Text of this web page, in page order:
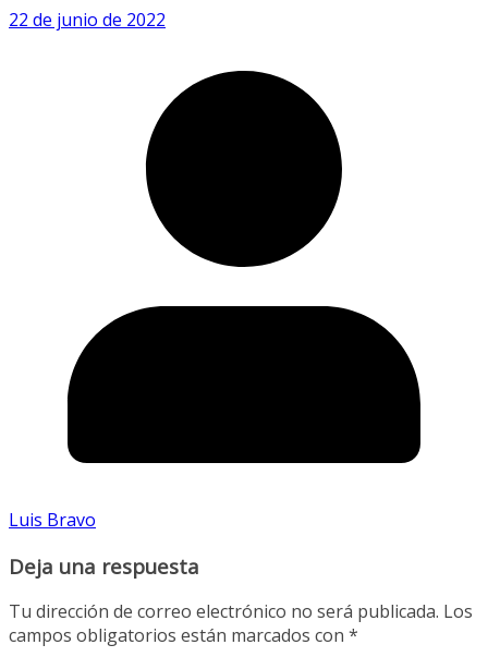
22 de junio de 2022
Luis Bravo
Deja una respuesta
Tu dirección de correo electrónico no será publicada. Los
campos obligatorios están marcados con *